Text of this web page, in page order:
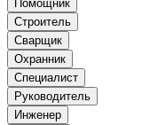
Помощник
Строитель
Сварщик
Охранник
Специалист
Руководитель
Инженер